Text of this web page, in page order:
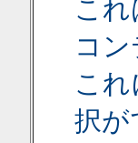
こ
コ
こ
択が